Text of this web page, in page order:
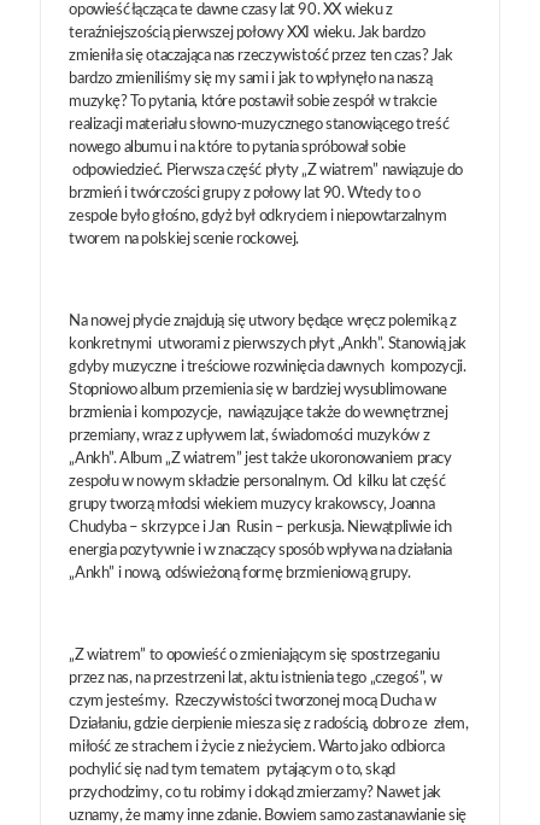
opowieść łącząca te dawne czasy lat 90. XX wieku z
teraźniejszością pierwszej połowy XXI wieku. Jak bardzo
zmieniła się otaczająca nas rzeczywistość przez ten czas? Jak
bardzo zmieniliśmy się my sami i jak to wpłynęło na naszą
muzykę? To pytania, które postawił sobie zespół w trakcie
realizacji materiału słowno-muzycznego stanowiącego treść
nowego albumu i na które to pytania spróbował sobie
odpowiedzieć. Pierwsza część płyty „Z wiatrem” nawiązuje do
brzmień i twórczości grupy z połowy lat 90. Wtedy to o
zespole było głośno, gdyż był odkryciem i niepowtarzalnym
tworem na polskiej scenie rockowej.
Na nowej płycie znajdują się utwory będące wręcz polemiką z
konkretnymi utworami z pierwszych płyt „Ankh”. Stanowią jak
gdyby muzyczne i treściowe rozwinięcia dawnych kompozycji.
Stopniowo album przemienia się w bardziej wysublimowane
brzmienia i kompozycje, nawiązujące także do wewnętrznej
przemiany, wraz z upływem lat, świadomości muzyków z
„Ankh”. Album „Z wiatrem” jest także ukoronowaniem pracy
zespołu w nowym składzie personalnym. Od kilku lat część
grupy tworzą młodsi wiekiem muzycy krakowscy, Joanna
Chudyba – skrzypce i Jan Rusin – perkusja. Niewątpliwie ich
energia pozytywnie i w znaczący sposób wpływa na działania
„Ankh” i nową, odświeżoną formę brzmieniową grupy.
„Z wiatrem” to opowieść o zmieniającym się spostrzeganiu
przez nas, na przestrzeni lat, aktu istnienia tego „czegoś”, w
czym jesteśmy. Rzeczywistości tworzonej mocą Ducha w
Działaniu, gdzie cierpienie miesza się z radością, dobro ze złem,
miłość ze strachem i życie z nieżyciem. Warto jako odbiorca
pochylić się nad tym tematem pytającym o to, skąd
przychodzimy, co tu robimy i dokąd zmierzamy? Nawet jak
uznamy, że mamy inne zdanie. Bowiem samo zastanawianie się